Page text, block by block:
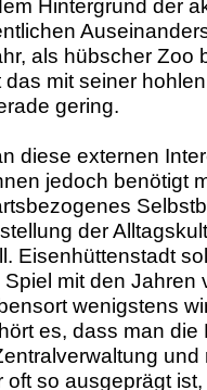
Hintergrund der
als hübscher Zoo
das mit seiner
gering.
diese externen
jedoch benötigt
der
Eisenhüttenstadt
mit den Jahren
wenigstens
es, dass man die
und
so ausgeprägt